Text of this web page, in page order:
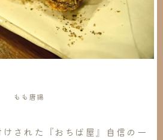
もも唐揚
された『おちば屋』自信の一